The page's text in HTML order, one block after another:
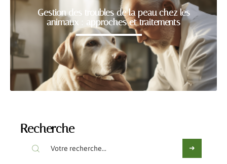
Gestion des troubles de la peau chez les
animaux : approches et traitements
Recherche